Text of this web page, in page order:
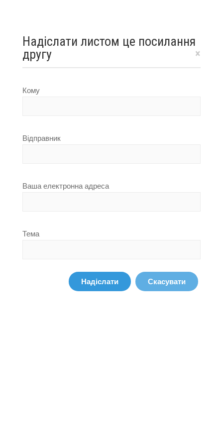
Надіслати листом це посилання
другу
×
Кому
Відправник
Ваша електронна адреса
Тема
Надіслати Скасувати